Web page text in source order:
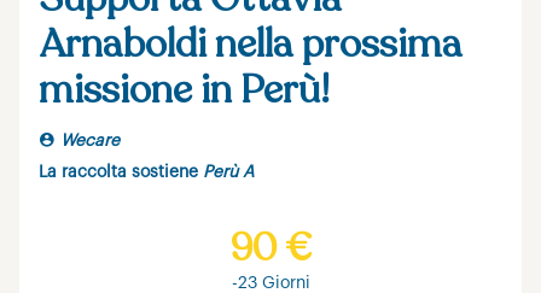
Arnaboldi nella prossima
missione in Perù!
Wecare
La raccolta sostiene Perù A
90 €
-23 Giorni